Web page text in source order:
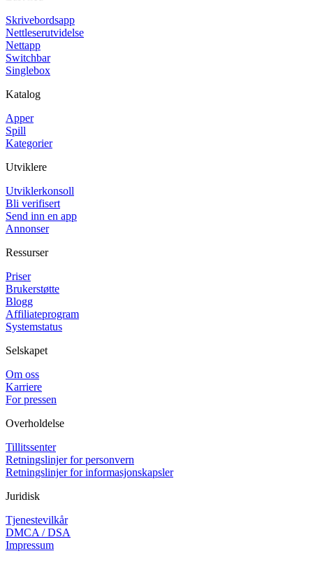
Skrivebordsapp
Nettleserutvidelse
Nettapp
Switchbar
Singlebox
Katalog
Apper
Spill
Kategorier
Utviklere
Utviklerkonsoll
Bli verifisert
Send inn en app
Annonser
Ressurser
Priser
Brukerstøtte
Blogg
Affiliateprogram
Systemstatus
Selskapet
Om oss
Karriere
For pressen
Overholdelse
Tillitssenter
Retningslinjer for personvern
Retningslinjer for informasjonskapsler
Juridisk
Tjenestevilkår
DMCA / DSA
Impressum